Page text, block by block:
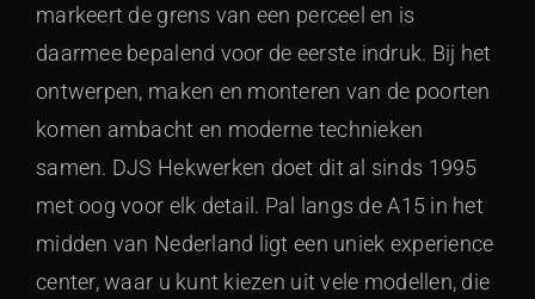
markeert de grens van een perceel en is
daarmee bepalend voor de eerste indruk. Bij het
ontwerpen, maken en monteren van de poorten
komen ambacht en moderne technieken
samen. DJS Hekwerken doet dit al sinds 1995
met oog voor elk detail. Pal langs de A15 in het
midden van Nederland ligt een uniek experience
center, waar u kunt kiezen uit vele modellen, die